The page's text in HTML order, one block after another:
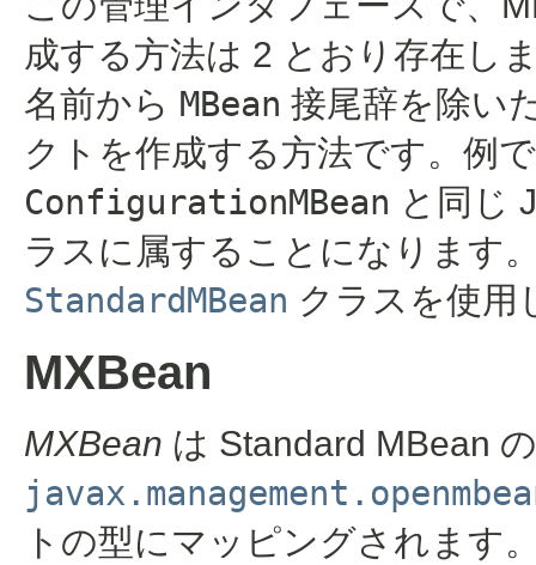
成する方法は 2 とおり存在し
名前から MBean 接尾辞を除い
クトを作成する方法です。例
ConfigurationMBean と同じ
ラスに属することになります
StandardMBean クラスを使用
MXBean
MXBean は Standard MBean
トの型にマッピングされます